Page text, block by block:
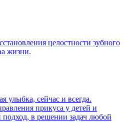
целостности зубного
жизни.
улыбка, сейчас и всегда.
прикуса у детей и
в решении задач любой